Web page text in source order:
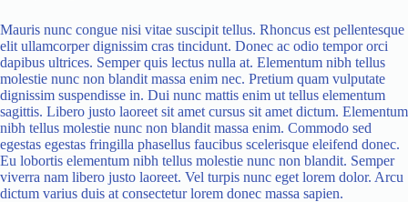
Mauris nunc congue nisi vitae suscipit tellus. Rhoncus est pellentesque
elit ullamcorper dignissim cras tincidunt. Donec ac odio tempor orci
dapibus ultrices. Semper quis lectus nulla at. Elementum nibh tellus
molestie nunc non blandit massa enim nec. Pretium quam vulputate
dignissim suspendisse in. Dui nunc mattis enim ut tellus elementum
sagittis. Libero justo laoreet sit amet cursus sit amet dictum. Elementum
nibh tellus molestie nunc non blandit massa enim. Commodo sed
egestas egestas fringilla phasellus faucibus scelerisque eleifend donec.
Eu lobortis elementum nibh tellus molestie nunc non blandit. Semper
viverra nam libero justo laoreet. Vel turpis nunc eget lorem dolor. Arcu
dictum varius duis at consectetur lorem donec massa sapien.